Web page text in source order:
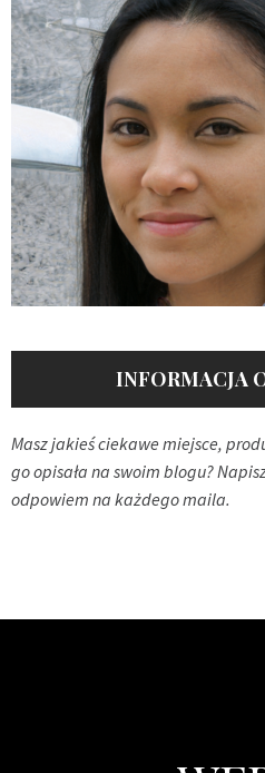
INFORMACJA
Masz jakieś ciekawe miejsce,
go opisała na swoim blogu?
odpowiem na każdego maila.